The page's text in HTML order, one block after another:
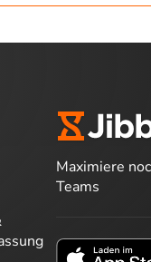
Maximiere
Teams